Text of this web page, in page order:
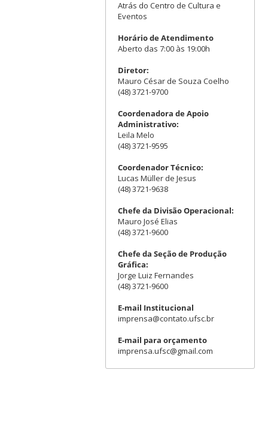
Atrás do Centro de Cultura e
Eventos
Horário de Atendimento
Aberto das 7:00 às 19:00h
Diretor:
Mauro César de Souza Coelho
(48) 3721-9700
Coordenadora de Apoio
Administrativo:
Leila Melo
(48) 3721-9595
Coordenador Técnico:
Lucas Müller de Jesus
(48) 3721-9638
Chefe da Divisão Operacional:
Mauro José Elias
(48) 3721-9600
Chefe da Seção de Produção
Gráfica:
Jorge Luiz Fernandes
(48) 3721-9600
E-mail Institucional
imprensa@contato.ufsc.br
E-mail para orçamento
imprensa.ufsc@gmail.com